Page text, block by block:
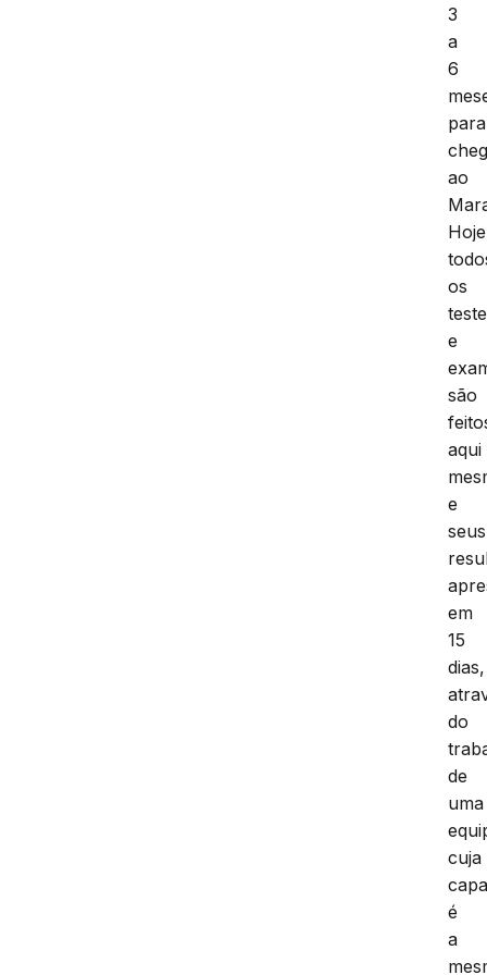
3
a
6
para
ao
os
e
são
aqui
e
seus
em
15
dias,
do
de
uma
cuja
é
a